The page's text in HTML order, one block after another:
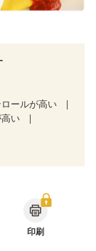
ールが高い
い
法中）
印刷